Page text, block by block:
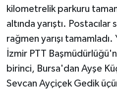
kilometrelik parkuru
altında yarıştı. Postacılar
rağmen yarışı tamamladı.
İzmir PTT
birinci, Bursa'dan Ayşe
Sevcan Ayçiçek Gedik